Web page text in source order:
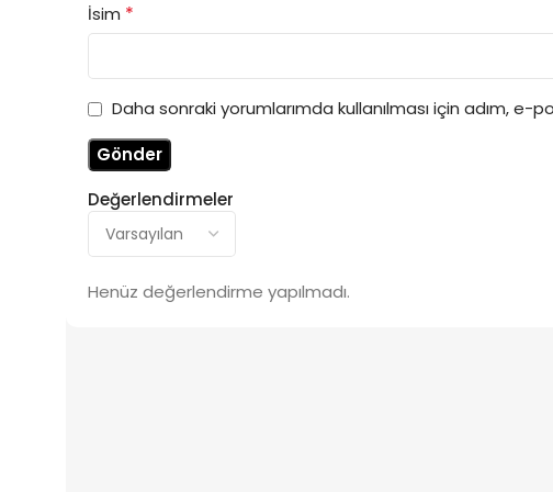
Değerlendirmeler
Henüz değerlendirme yapılmadı.
İsim *
Daha sonraki yorumlarımda kullanılması için adım,